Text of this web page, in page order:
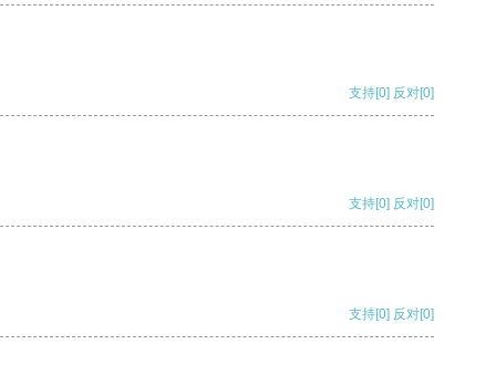
支持[0] 反对[0]
支持[0] 反对[0]
支持[0] 反对[0]